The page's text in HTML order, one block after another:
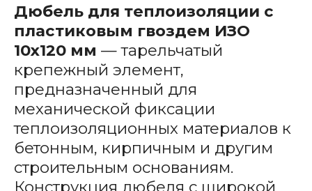
Дюбель для теплоизоляции с
пластиковым гвоздем ИЗО
10х120 мм — тарельчатый
крепежный элемент,
предназначенный для
механической фиксации
теплоизоляционных материалов к
бетонным, кирпичным и другим
строительным основаниям.
Конструкция дюбеля с широкой